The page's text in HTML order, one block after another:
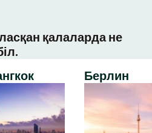
қалаларда не
Берлин